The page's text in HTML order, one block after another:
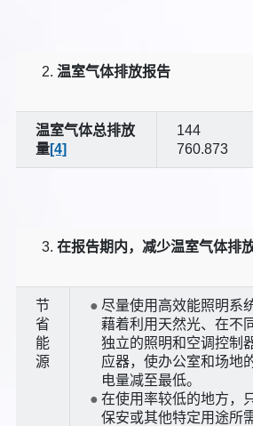
温室气体排放报告
温室气体总排放
量[4]
144
760.873
在报告期内，减少温室气体排
节
省
能
源
尽量使用高效能照明系
藉着利用天然光、在不
独立的照明和空调控制
应器，使办公室和场地
电量减至最低。
在使用率较低的地方，
保安或其他特定用途所